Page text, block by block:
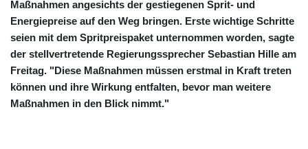
Maßnahmen angesichts der gestiegenen Sprit- und
Energiepreise auf den Weg bringen. Erste wichtige Schritte
seien mit dem Spritpreispaket unternommen worden, sagte
der stellvertretende Regierungssprecher Sebastian Hille am
Freitag. "Diese Maßnahmen müssen erstmal in Kraft treten
können und ihre Wirkung entfalten, bevor man weitere
Maßnahmen in den Blick nimmt."